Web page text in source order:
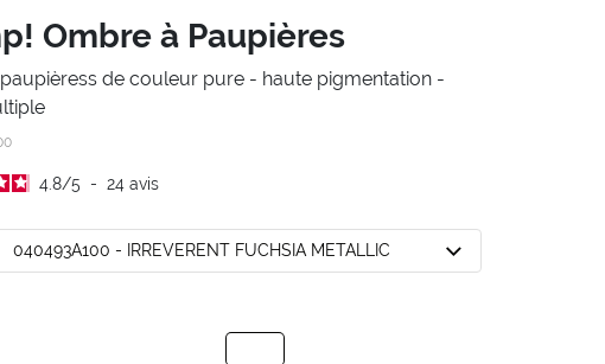
Ombre à Paupières
de couleur pure - haute pigmentation -
4.8/5 - 24 avis
040493A100 - IRREVERENT FUCHSIA METALLIC